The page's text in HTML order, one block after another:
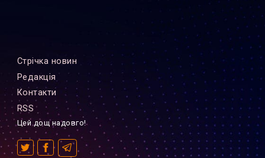
Стрiчка новин
Редакцiя
Контакти
RSS
Цей дощ надовго!